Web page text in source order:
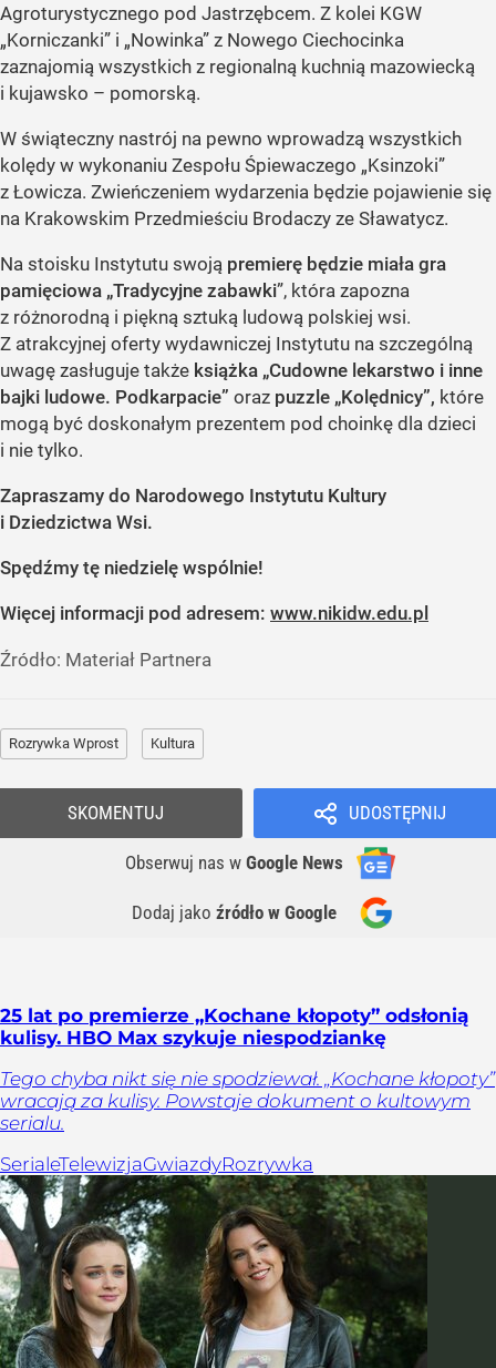
Agroturystycznego pod Jastrzębcem. Z kolei KGW
„Korniczanki” i „Nowinka” z Nowego Ciechocinka
zaznajomią wszystkich z regionalną kuchnią mazowiecką
i kujawsko – pomorską.
W świąteczny nastrój na pewno wprowadzą wszystkich
kolędy w wykonaniu Zespołu Śpiewaczego „Ksinzoki”
z Łowicza. Zwieńczeniem wydarzenia będzie pojawienie się
na Krakowskim Przedmieściu Brodaczy ze Sławatycz.
Na stoisku Instytutu swoją premierę będzie miała gra
pamięciowa „Tradycyjne zabawki”, która zapozna
z różnorodną i piękną sztuką ludową polskiej wsi.
Z atrakcyjnej oferty wydawniczej Instytutu na szczególną
uwagę zasługuje także książka „Cudowne lekarstwo i inne
bajki ludowe. Podkarpacie” oraz puzzle „Kolędnicy”, które
mogą być doskonałym prezentem pod choinkę dla dzieci
i nie tylko.
Zapraszamy do Narodowego Instytutu Kultury
i Dziedzictwa Wsi.
Spędźmy tę niedzielę wspólnie!
Więcej informacji pod adresem: www.nikidw.edu.pl
Źródło: Materiał Partnera
Rozrywka Wprost Kultura
UDOSTĘPNIJ
Obserwuj nas w Google News
Dodaj jako źródło w Google
SKOMENTUJ
25 lat po premierze „Kochane kłopoty” odsłonią
kulisy. HBO Max szykuje niespodziankę
Tego chyba nikt się nie spodziewał. „Kochane kłopoty”
wracają za kulisy. Powstaje dokument o kultowym
serialu.
SerialeTelewizjaGwiazdyRozrywka